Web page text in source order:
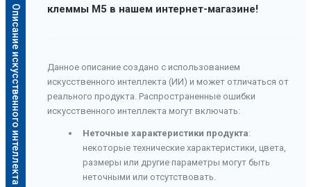
Описание искусственного интеллекта
клеммы M5 в нашем интернет-магазине!
Данное описание создано с использованием
искусственного интеллекта (ИИ) и может отличаться от
реального продукта. Распространенные ошибки
искусственного интеллекта могут включать:
Неточные характеристики продукта:
некоторые технические характеристики, цвета,
размеры или другие параметры могут быть
неточными или отсутствовать.